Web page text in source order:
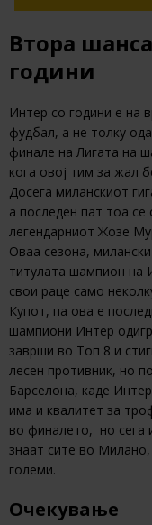
Втора
години
Интер со години е на
фудбал, а не толку
финале на Лигата на
кога овој тим за жал
Досега миланскиот
а последен пат тоа се
легендарниот Жозе
Оваа сезона,
титулата шампион на
свои раце само
Купот, па ова е
шампиони Интер
заврши во Топ 8 и
лесен противник, но
Барселона, каде
има и квалитет за
во финалето, но сега
знаат сите во
големи.
Очекување